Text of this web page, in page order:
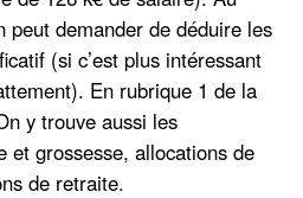
peut demander de déduire les
(si c’est plus intéressant
En rubrique 1 de la
y trouve aussi les
et grossesse, allocations de
de retraite.